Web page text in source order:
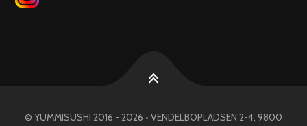
© YUMMISUSHI 2016 - 2026 • VENDELBOPLADSEN 2-4, 9800